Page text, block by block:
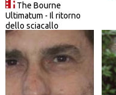
The Bourne
Ultimatum - Il ritorno
dello sciacallo